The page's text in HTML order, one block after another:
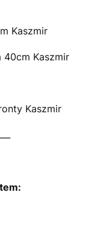
Kaszmir
40cm Kaszmir
Kaszmir